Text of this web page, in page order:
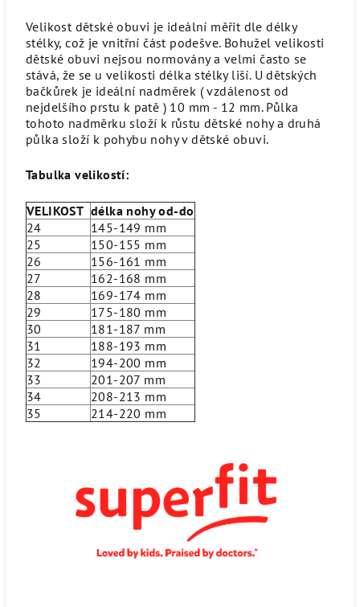
Velikost dětské obuvi je ideální měřit dle délky
stélky, což je vnitřní část podešve. Bohužel velikosti
dětské obuvi nejsou normovány a velmi často se
stává, že se u velikosti délka stélky liší. U dětských
bačkůrek je ideální nadměrek ( vzdálenost od
nejdelšího prstu k patě ) 10 mm - 12 mm. Půlka
tohoto nadměrku složí k růstu dětské nohy a druhá
půlka složí k pohybu nohy v dětské obuvi.
Tabulka velikostí:
VELIKOST délka nohy od-do
24
145-149 mm
25
150-155 mm
26
156-161 mm
27
162-168 mm
28
169-174 mm
29
175-180 mm
30
181-187 mm
31
188-193 mm
32
194-200 mm
33
201-207 mm
34
208-213 mm
35
214-220 mm